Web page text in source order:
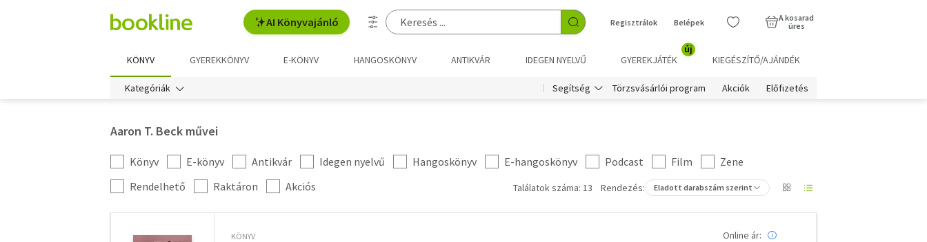
AI Könyvajánló Regisztrálok Belépek
A kosarad
üres
KÖNYV GYEREKKÖNYV E-KÖNYV HANGOSKÖNYV ANTIKVÁR IDEGEN NYELVŰ GYEREKJÁTÉK
új
KIEGÉSZÍTŐ/AJÁNDÉK
Kategóriák Segítség Törzsvásárlói program Akciók Előfizetés
Aaron T. Beck művei
Kategória
szűrés
Könyv E-könyv Antikvár Idegen nyelvű Hangoskönyv E-hangoskönyv Podcast Film
Zene
További
szűrők
Rendelhető Raktáron Akciós Találatok száma: 13 Rendezés: Eladott darabszám szerint
KÖNYV Online ár: